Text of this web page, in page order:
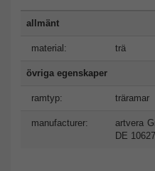
allmänt
material: trä
övriga egenskaper
ramtyp: träramar
manufacturer:
artvera
DE